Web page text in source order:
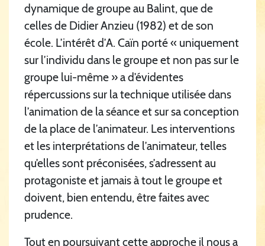
dynamique de groupe au Balint, que de
celles de Didier Anzieu (1982) et de son
école. L’intérêt d’A. Caïn porté « uniquement
sur l’individu dans le groupe et non pas sur le
groupe lui-même » a d’évidentes
répercussions sur la technique utilisée dans
l’animation de la séance et sur sa conception
de la place de l’animateur. Les interventions
et les interprétations de l’animateur, telles
qu’elles sont préconisées, s’adressent au
protagoniste et jamais à tout le groupe et
doivent, bien entendu, être faites avec
prudence.
Tout en poursuivant cette approche il nous a